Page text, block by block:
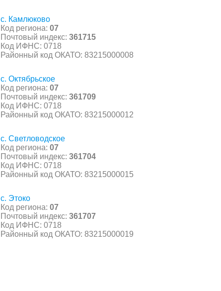
с. Камлюково
Код региона: 07
Почтовый индекс: 361715
Код ИФНС: 0718
Районный код ОКАТО: 83215000008
с. Октябрьское
Код региона: 07
Почтовый индекс: 361709
Код ИФНС: 0718
Районный код ОКАТО: 83215000012
с. Светловодское
Код региона: 07
Почтовый индекс: 361704
Код ИФНС: 0718
Районный код ОКАТО: 83215000015
с. Этоко
Код региона: 07
Почтовый индекс: 361707
Код ИФНС: 0718
Районный код ОКАТО: 83215000019